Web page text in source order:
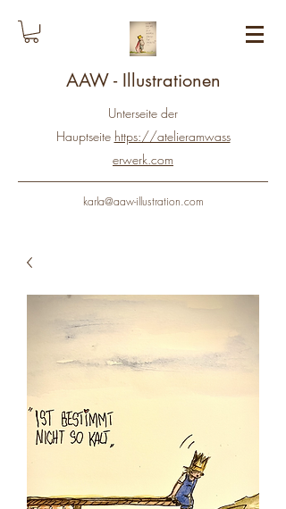
AAW - Illustrationen
Unterseite der
Hauptseite https://atelieramwass
erwerk.com
karla@aaw-illustration.com